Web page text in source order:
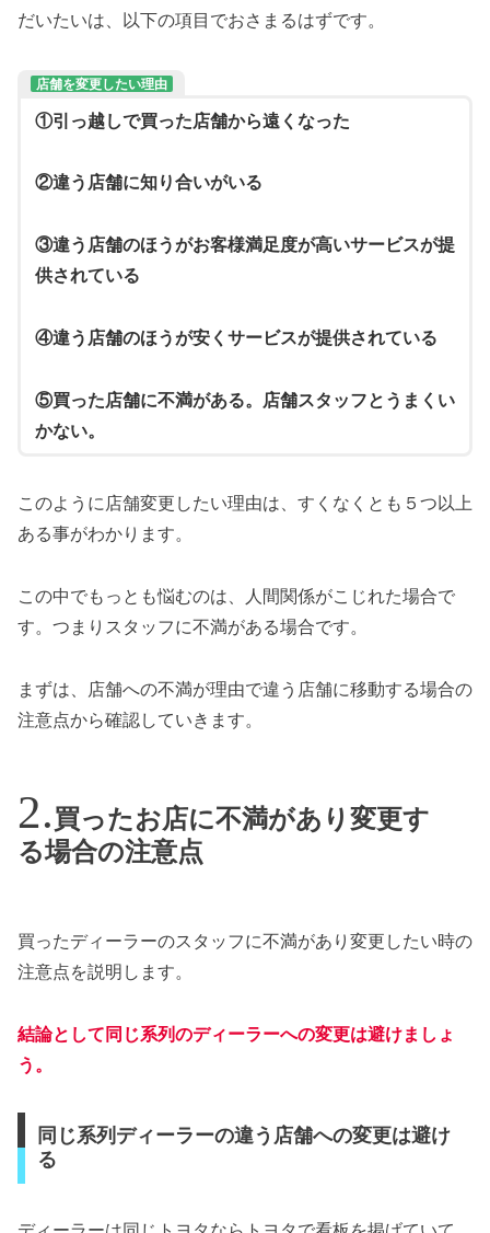
だいたいは、以下の項目でおさまるはずです。
店舗を変更したい理由
①引っ越しで買った店舗から遠くなった
②違う店舗に知り合いがいる
③違う店舗のほうがお客様満足度が高いサービスが提
供されている
④違う店舗のほうが安くサービスが提供されている
⑤買った店舗に不満がある。店舗スタッフとうまくい
かない。
このように店舗変更したい理由は、すくなくとも５つ以上
ある事がわかります。
この中でもっとも悩むのは、人間関係がこじれた場合で
す。つまりスタッフに不満がある場合です。
まずは、店舗への不満が理由で違う店舗に移動する場合の
注意点から確認していきます。
買ったお店に不満があり変更す
る場合の注意点
買ったディーラーのスタッフに不満があり変更したい時の
注意点を説明します。
結論として同じ系列のディーラーへの変更は避けましょ
う。
同じ系列ディーラーの違う店舗への変更は避け
る